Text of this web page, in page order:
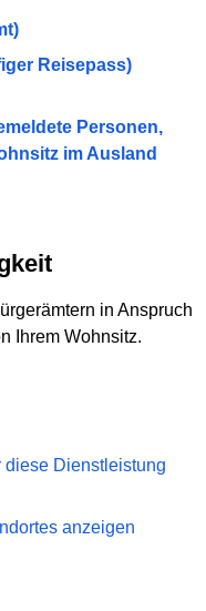
Reisepass)
Personen,
im Ausland
in Anspruch
Ihrem Wohnsitz.
diese Dienstleistung
anzeigen